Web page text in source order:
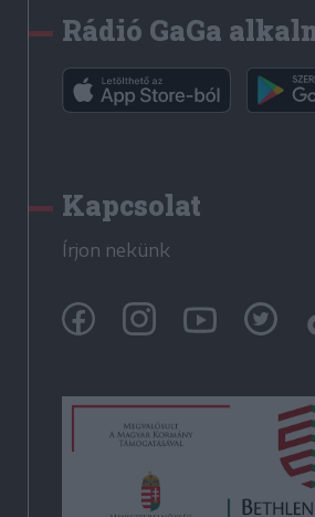
Rádió GaGa
Kapcsolat
Írjon nekünk